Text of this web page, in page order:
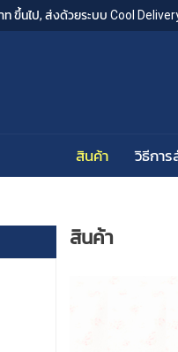
ขึ้นไป, ส่งด้วยระบบ Cool
สินค้า วิธีกา
สินค้า